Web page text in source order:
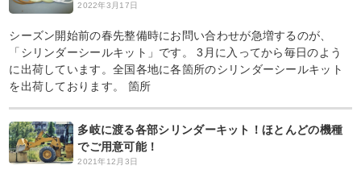
2022年3月17日
シーズン開始前の春先整備時にお問い合わせが急増するのが、
「シリンダーシールキット」です。 3月に入ってから毎日のよう
に出荷しています。全国各地に各箇所のシリンダーシールキット
を出荷しております。 箇所
多岐に渡る各部シリンダーキット！ほとんどの機種
でご用意可能！
2021年12月3日